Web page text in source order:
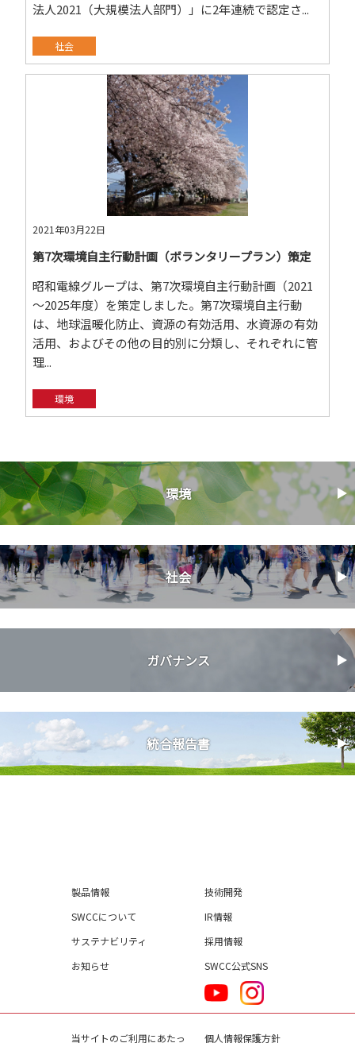
法人2021（大規模法人部門）」に2年連続で認定さ...
社会
2021年03月22日
第7次環境自主行動計画（ボランタリープラン）策定
昭和電線グループは、第7次環境自主行動計画（2021
～2025年度）を策定しました。第7次環境自主行動
は、地球温暖化防止、資源の有効活用、水資源の有効
活用、およびその他の目的別に分類し、それぞれに管
理...
環境
環境
社会
ガバナンス
統合報告書
製品情報
技術開発
SWCCについて
IR情報
サステナビリティ
採用情報
お知らせ
SWCC公式SNS
当サイトのご利用にあたっ 個人情報保護方針